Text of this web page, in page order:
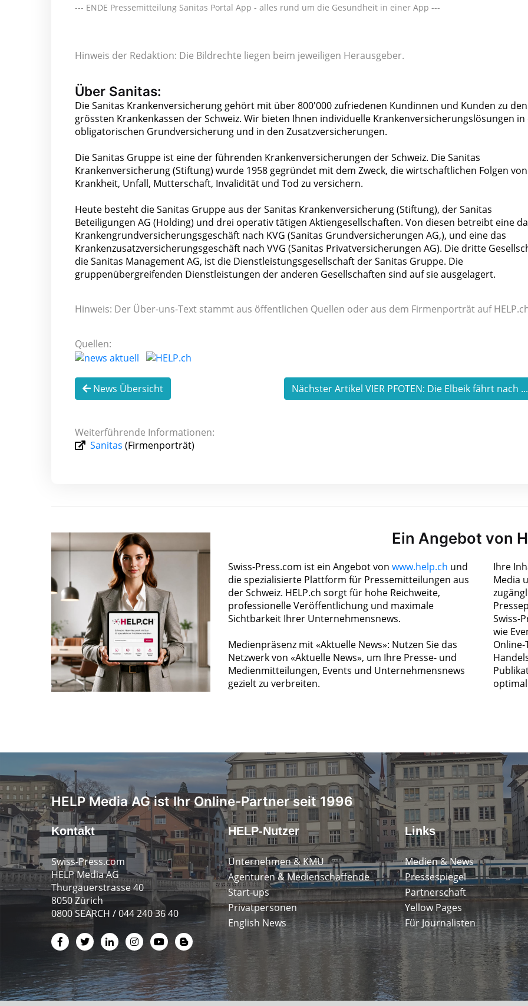
--- ENDE Pressemitteilung Sanitas Portal App - alles rund um die Gesundheit in einer App ---
Hinweis der Redaktion: Die Bildrechte liegen beim jeweiligen Herausgeber.
Über Sanitas:
Die Sanitas Krankenversicherung gehört mit über 800'000 zufriedenen Kundinnen und Kunden zu den
grössten Krankenkassen der Schweiz. Wir bieten Ihnen individuelle Krankenversicherungslösungen in
obligatorischen Grundversicherung und in den Zusatzversicherungen.
Die Sanitas Gruppe ist eine der führenden Krankenversicherungen der Schweiz. Die Sanitas
Krankenversicherung (Stiftung) wurde 1958 gegründet mit dem Zweck, die wirtschaftlichen Folgen von
Krankheit, Unfall, Mutterschaft, Invalidität und Tod zu versichern.
Heute besteht die Sanitas Gruppe aus der Sanitas Krankenversicherung (Stiftung), der Sanitas
Beteiligungen AG (Holding) und drei operativ tätigen Aktiengesellschaften. Von diesen betreibt eine
Krankengrundversicherungsgeschäft nach KVG (Sanitas Grundversicherungen AG,), und eine das
Krankenzusatzversicherungsgeschäft nach VVG (Sanitas Privatversicherungen AG). Die dritte
die Sanitas Management AG, ist die Dienstleistungsgesellschaft der Sanitas Gruppe. Die
gruppenübergreifenden Dienstleistungen der anderen Gesellschaften sind auf sie ausgelagert.
Hinweis: Der Über-uns-Text stammt aus öffentlichen Quellen oder aus dem Firmenporträt auf
Quellen:
News Übersicht Nächster Artikel VIER PFOTEN: Die Elbeik fährt nach
Weiterführende Informationen:
Sanitas (Firmenporträt)
Ein Angebot von
Swiss-Press.com ist ein Angebot von www.help.ch und
die spezialisierte Plattform für Pressemitteilungen aus
der Schweiz. HELP.ch sorgt für hohe Reichweite,
professionelle Veröffentlichung und maximale
Sichtbarkeit Ihrer Unternehmensnews.
Medienpräsenz mit «Aktuelle News»: Nutzen Sie das
Netzwerk von «Aktuelle News», um Ihre Presse- und
Medienmitteilungen, Events und Unternehmensnews
gezielt zu verbreiten.
Ihre
Media
Swiss-
wie
HELP Media AG ist Ihr Online-Partner seit 1996
Kontakt
Swiss-Press.com
HELP Media AG
Thurgauerstrasse 40
8050 Zürich
0800 SEARCH / 044 240 36 40
HELP-Nutzer
Unternehmen & KMU
Agenturen & Medienschaffende
Start-ups
Privatpersonen
English News
Links
Medien & News
Pressespiegel
Partnerschaft
Yellow Pages
Für Journalisten